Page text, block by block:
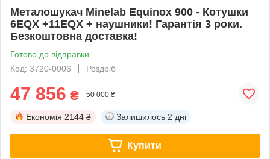
Металошукач Minelab Equinox 900 - Котушки
6EQX +11EQX + наушники! Гарантія 3 роки.
Безкоштовна доставка!
Готово до відправки
Код: 3720-0006
Роздріб
47 856 ₴ 50 000 ₴
Економія 2144 ₴ Залишилось 2 дні
Купити